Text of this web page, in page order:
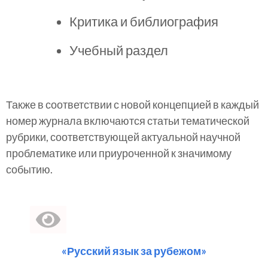
Критика и библиография
Учебный раздел
Также в соответствии с новой концепцией в каждый
номер журнала включаются статьи тематической
рубрики, соответствующей актуальной научной
проблематике или приуроченной к значимому
событию.
«Русский язык за рубежом»